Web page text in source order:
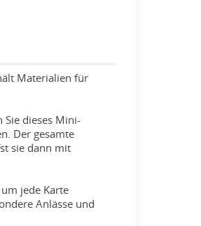
Materialien für
Sie dieses Mini-
Der gesamte
sie dann mit
jede Karte
Anlässe und